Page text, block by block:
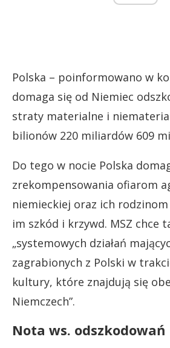
Polska – poinformowano w
domaga się od Niemiec
straty materialne i
bilionów 220 miliardów 609
Do tego w nocie Polska
zrekompensowania ofiarom
niemieckiej oraz ich
im szkód i krzywd. MSZ chce
„systemowych działań
zagrabionych z Polski w
kultury, które znajdują się
Niemczech”.
Nota ws. odszkodowań